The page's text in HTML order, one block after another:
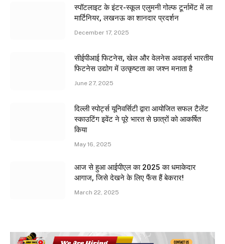
स्पॉटलाइट के इंटर-स्कूल एलुमनी गोल्फ टूर्नामेंट में ला
मार्टिनियर, लखनऊ का शानदार प्रदर्शन
December 17, 2025
सीईपीआई फिटनेस, खेल और वेलनेस अवार्ड्स भारतीय
फिटनेस उद्योग में उत्कृष्टता का जश्न मनाता है
June 27, 2025
दिल्ली स्पोर्ट्स यूनिवर्सिटी द्वारा आयोजित सफल टैलेंट
स्काउटिंग इवेंट ने पूरे भारत से छात्रों को आकर्षित
किया
May 16, 2025
आज से हुआ आईपीएल का 2025 का धमाकेदार
आगाज, जिसे देखने के लिए फैंस हैं बेकरार!
March 22, 2025